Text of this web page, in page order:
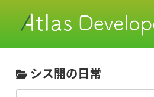
シス開の日常